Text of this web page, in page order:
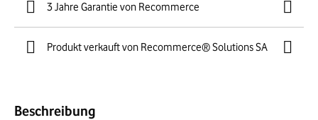
3 Jahre Garantie von Recommerce
Produkt verkauft von Recommerce® Solutions SA
Beschreibung